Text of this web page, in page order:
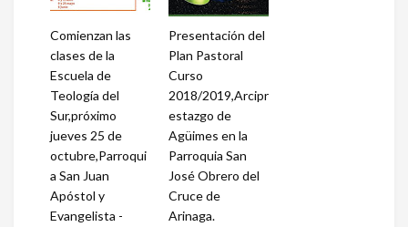
Comienzan las
clases de la
Escuela de
Teología del
Sur,próximo
jueves 25 de
octubre,Parroqui
a San Juan
Apóstol y
Evangelista -
Presentación del
Plan Pastoral
Curso
2018/2019,Arcipr
estazgo de
Agüimes en la
Parroquia San
José Obrero del
Cruce de
Arinaga.